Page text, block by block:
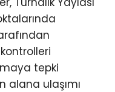
tepki
alana ulaşımı